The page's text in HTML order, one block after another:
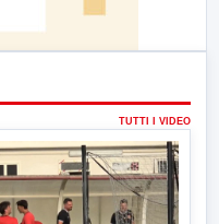
TUTTI I VIDEO